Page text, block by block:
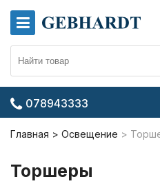
078943333
Главная Освещение
Торшеры